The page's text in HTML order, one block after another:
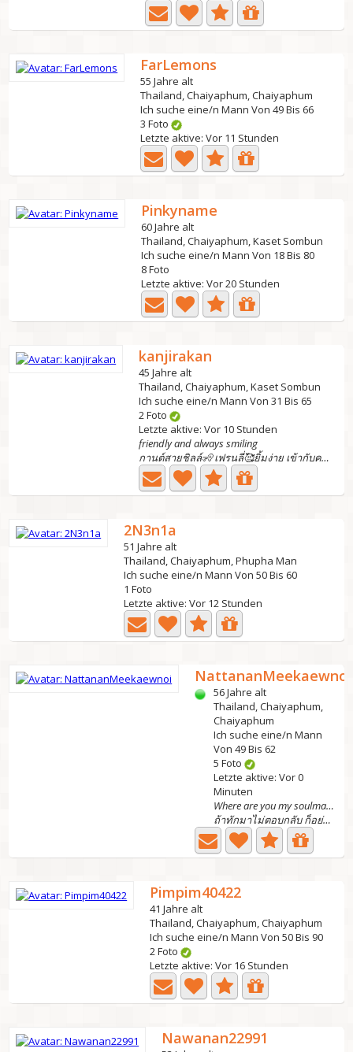
FarLemons
55 Jahre alt
Thailand, Chaiyaphum, Chaiyaphum
Ich suche eine/n Mann Von 49 Bis 66
3 Foto
Letzte aktive: Vor 11 Stunden
Pinkyname
60 Jahre alt
Thailand, Chaiyaphum, Kaset Sombun
Ich suche eine/n Mann Von 18 Bis 80
8 Foto
Letzte aktive: Vor 20 Stunden
kanjirakan
45 Jahre alt
Thailand, Chaiyaphum, Kaset Sombun
Ich suche eine/n Mann Von 31 Bis 65
2 Foto
Letzte aktive: Vor 10 Stunden
friendly and always smiling
กานต์สายชิลล์🧏 เฟรนลี่🥰ยิ้มง่าย เข้ากับคนได้ง่าย...
2N3n1a
51 Jahre alt
Thailand, Chaiyaphum, Phupha Man
Ich suche eine/n Mann Von 50 Bis 60
1 Foto
Letzte aktive: Vor 12 Stunden
NattananMeekaewnoi
56 Jahre alt
Thailand, Chaiyaphum,
Chaiyaphum
Ich suche eine/n Mann
Von 49 Bis 62
5 Foto
Letzte aktive: Vor 0
Minuten
Where are you my soulmate?
ถ้าทักมาไม่ตอบกลับ ก็อย่าว่ากันนะคะ ทุกคนมีสเปคในใจทุกคนค่ะ
Pimpim40422
41 Jahre alt
Thailand, Chaiyaphum, Chaiyaphum
Ich suche eine/n Mann Von 50 Bis 90
2 Foto
Letzte aktive: Vor 16 Stunden
Nawanan22991